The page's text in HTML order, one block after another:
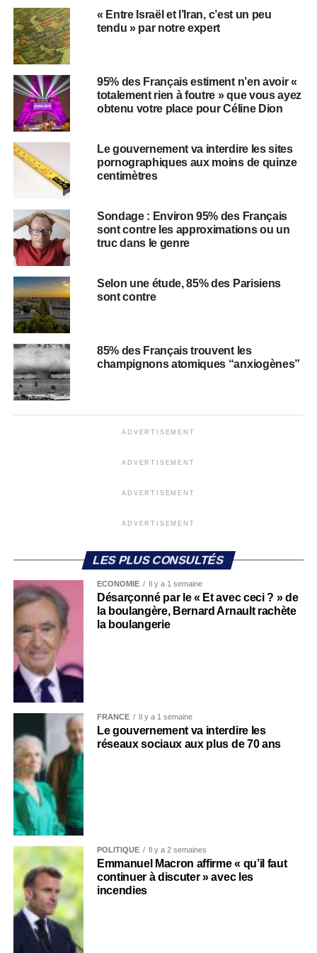
« Entre Israël et l’Iran, c’est un peu
tendu » par notre expert
95% des Français estiment n’en avoir «
totalement rien à foutre » que vous ayez
obtenu votre place pour Céline Dion
​​Le gouvernement va interdire les sites
pornographiques aux moins de quinze
centimètres
Sondage : Environ 95% des Français
sont contre les approximations ou un
truc dans le genre
Selon une étude, 85% des Parisiens
sont contre
85% des Français trouvent les
champignons atomiques “anxiogènes”
ADVERTISEMENT
ADVERTISEMENT
ADVERTISEMENT
ADVERTISEMENT
LES PLUS CONSULTÉS
ECONOMIE Il y a 1 semaine
Désarçonné par le « Et avec ceci ? » de
la boulangère, Bernard Arnault rachète
la boulangerie
FRANCE Il y a 1 semaine
Le gouvernement va interdire les
réseaux sociaux aux plus de 70 ans
POLITIQUE Il y a 2 semaines
Emmanuel Macron affirme « qu’il faut
continuer à discuter » avec les
incendies